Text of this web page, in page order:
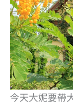
今天大妮要帶